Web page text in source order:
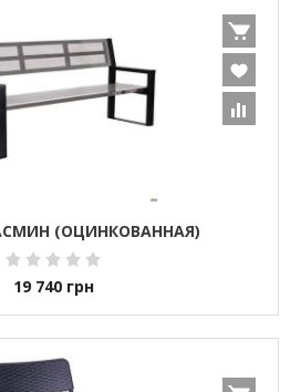
(ОЦИНКОВАННАЯ)
19 740 грн